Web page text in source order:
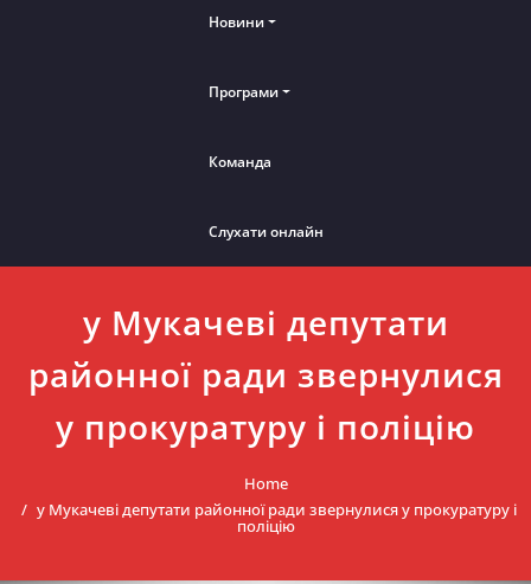
Новини
Програми
Команда
Слухати онлайн
у Мукачеві депутати
районної ради звернулися
у прокуратуру і поліцію
Home
у Мукачеві депутати районної ради звернулися у прокуратуру і
поліцію